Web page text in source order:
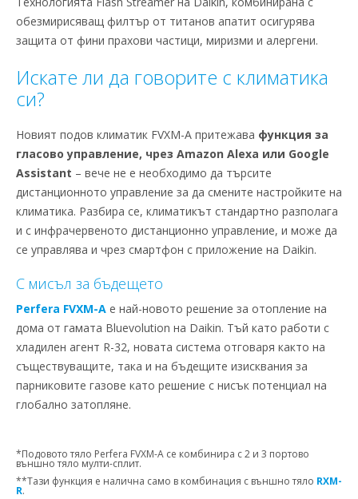
обезмирисяващ филтър от титанов апатит осигурява
защита от фини прахови частици, миризми и алергени.
Искате ли да говорите с климатика
си?
Новият подов климатик FVXM-A притежава функция за
гласово управление, чрез Amazon Alexa или Google
Assistant – вече не е необходимо да търсите
дистанционното управление за да смените настройките на
климатика. Разбира се, климатикът стандартно разполага
и с инфрачервеното дистанционно управление, и може да
се управлява и чрез смартфон с приложение на Daikin.
С мисъл за бъдещето
Perfera FVXM-A е най-новото решение за отопление на
дома от гамата Bluevolution на Daikin. Тъй като работи с
хладилен агент R-32, новата система отговаря както на
съществуващите, така и на бъдещите изисквания за
парниковите газове като решение с нисък потенциал на
глобално затопляне.
*Подовото тяло Perfera FVXM-A се комбинира с 2 и 3 портово
външно тяло мулти-сплит.
**Тази функция е налична само в комбинация с външно тяло RXM-
R.